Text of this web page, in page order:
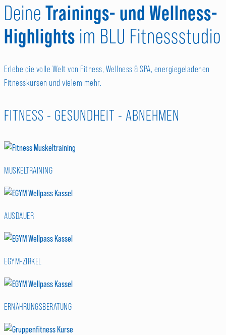
Deine Trainings- und Wellness-
Highlights im BLU Fitnessstudio
Erlebe die volle Welt von Fitness, Wellness & SPA, energiegeladenen
Fitnesskursen und vielem mehr.
FITNESS - GESUNDHEIT - ABNEHMEN
MUSKELTRAINING
AUSDAUER
EGYM-ZIRKEL
ERNÄHRUNGSBERATUNG